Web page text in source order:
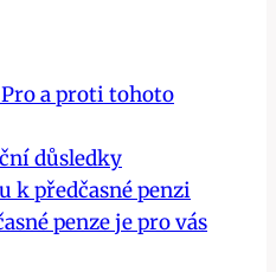
Pro a proti tohoto
důsledky
k předčasné penzi
penze je pro vás